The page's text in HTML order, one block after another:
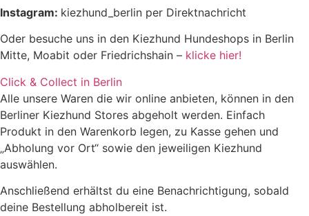
Instagram: kiezhund_berlin per Direktnachricht
Oder besuche uns in den Kiezhund Hundeshops in Berlin
Mitte, Moabit oder Friedrichshain – klicke hier!
Click & Collect in Berlin
Alle unsere Waren die wir online anbieten, können in den
Berliner Kiezhund Stores abgeholt werden. Einfach
Produkt in den Warenkorb legen, zu Kasse gehen und
„Abholung vor Ort“ sowie den jeweiligen Kiezhund
auswählen.
Anschließend erhältst du eine Benachrichtigung, sobald
deine Bestellung abholbereit ist.